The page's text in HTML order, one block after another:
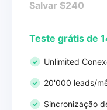
Salvar $240
Teste grátis de
Unlimited
20'000 leads/
Sincronização